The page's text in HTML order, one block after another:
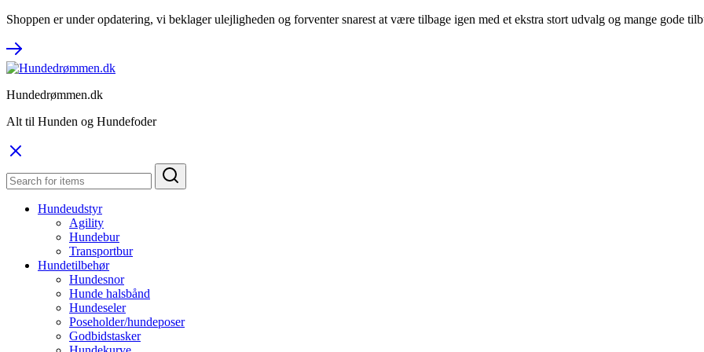
Shoppen er under opdatering, vi beklager ulejligheden og forventer snarest at være tilbage igen med et ekstra stort udvalg og mange gode
Hundedrømmen.dk
Alt til Hunden og Hundefoder
Hundeudstyr
Agility
Hundebur
Transportbur
Hundetilbehør
Hundesnor
Hunde halsbånd
Hundeseler
Poseholder/hundeposer
Godbidstasker